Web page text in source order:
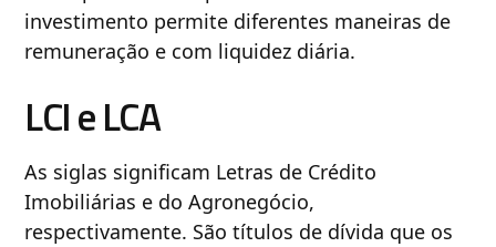
investimento permite diferentes maneiras de
remuneração e com liquidez diária.
LCI e LCA
As siglas significam Letras de Crédito
Imobiliárias e do Agronegócio,
respectivamente. São títulos de dívida que os